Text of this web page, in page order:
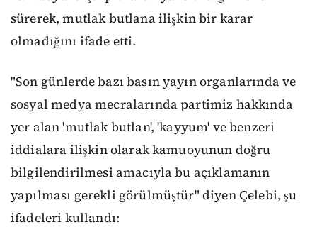
sürerek, mutlak butlana ilişkin bir karar
olmadığını ifade etti.
"Son günlerde bazı basın yayın organlarında ve
sosyal medya mecralarında partimiz hakkında
yer alan 'mutlak butlan', 'kayyum' ve benzeri
iddialara ilişkin olarak kamuoyunun doğru
bilgilendirilmesi amacıyla bu açıklamanın
yapılması gerekli görülmüştür" diyen Çelebi, şu
ifadeleri kullandı: